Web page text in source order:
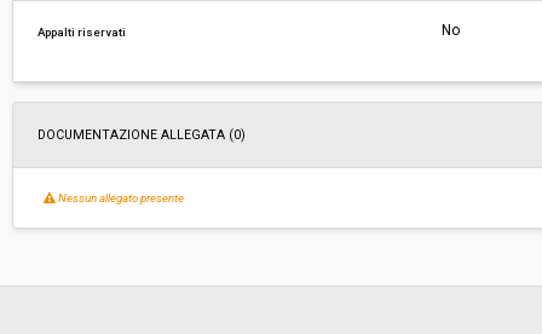
Appalti riservati No
DOCUMENTAZIONE ALLEGATA (0)
Nessun allegato presente